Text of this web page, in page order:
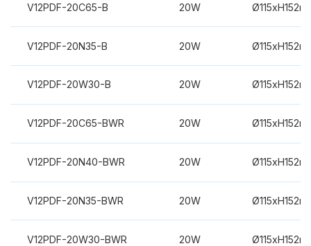
V12PDF-20C65-B 20W
V12PDF-20N35-B 20W
V12PDF-20W30-B 20W
V12PDF-20C65-BWR 20W
V12PDF-20N40-BWR 20W
V12PDF-20N35-BWR 20W
V12PDF-20W30-BWR 20W